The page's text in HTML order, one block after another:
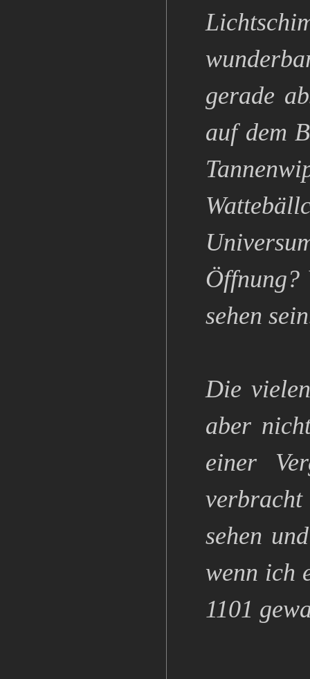
gerade
auf dem
Öffnung?
sehen
Die
aber
einer
sehen
wenn ich
1101